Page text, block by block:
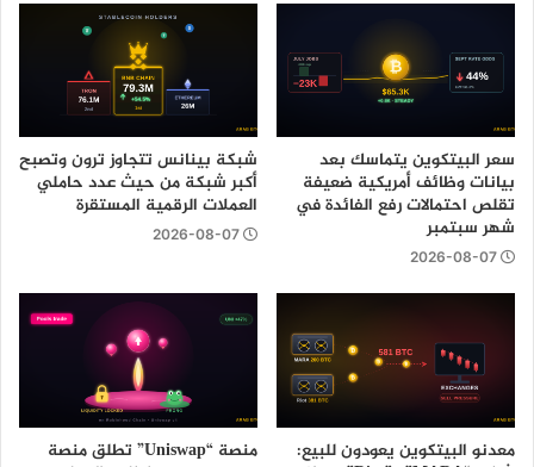
سعر البيتكوين يتماسك بعد
بيانات وظائف أمريكية ضعيفة
تقلص احتمالات رفع الفائدة في
شهر سبتمبر
2026-08-07
شبكة بينانس تتجاوز ترون وتصبح
أكبر شبكة من حيث عدد حاملي
العملات الرقمية المستقرة
2026-08-07
معدنو البيتكوين يعودون للبيع:
منصة “Uniswap” تطلق منصة